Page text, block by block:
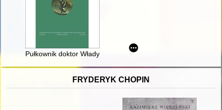
Pułkownik doktor Władysław Gergovich (1893-1951) :
FRYDERYK CHOPIN